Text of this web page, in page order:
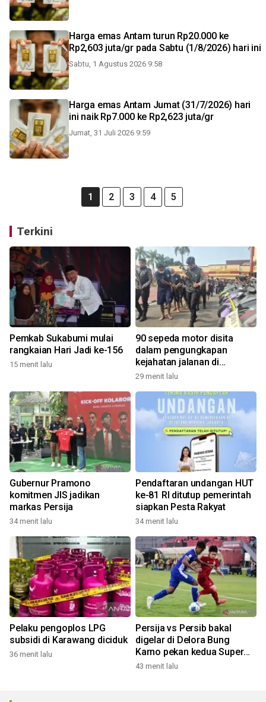
Harga emas Antam turun Rp20.000 ke
Rp2,603 juta/gr pada Sabtu (1/8/2026) hari ini
Sabtu, 1 Agustus 2026 9:58
Harga emas Antam Jumat (31/7/2026) hari
ini naik Rp7.000 ke Rp2,623 juta/gr
Jumat, 31 Juli 2026 9:59
1 2 3 4 5
Terkini
Pemkab Sukabumi mulai
rangkaian Hari Jadi ke-156
15 menit lalu
90 sepeda motor disita
dalam pengungkapan
kejahatan jalanan di
Bandung
29 menit lalu
Gubernur Pramono
komitmen JIS jadikan
markas Persija
34 menit lalu
Pendaftaran undangan HUT
ke-81 RI ditutup pemerintah
siapkan Pesta Rakyat
34 menit lalu
Pelaku pengoplos LPG
subsidi di Karawang diciduk
36 menit lalu
Persija vs Persib bakal
digelar di Delora Bung
Karno pekan kedua Super
League
43 menit lalu